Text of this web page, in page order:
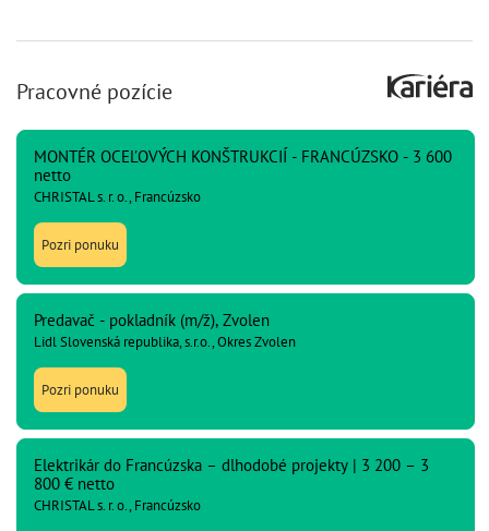
Pracovné pozície
MONTÉR OCEĽOVÝCH KONŠTRUKCIÍ - FRANCÚZSKO - 3 600
netto
CHRISTAL s. r. o., Francúzsko
Pozri ponuku
Predavač - pokladník (m/ž), Zvolen
Lidl Slovenská republika, s.r.o., Okres Zvolen
Pozri ponuku
Elektrikár do Francúzska – dlhodobé projekty | 3 200 – 3
800 € netto
CHRISTAL s. r. o., Francúzsko